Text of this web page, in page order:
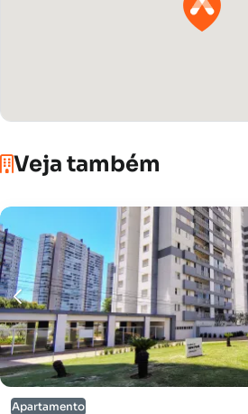
Veja também
Apartamento